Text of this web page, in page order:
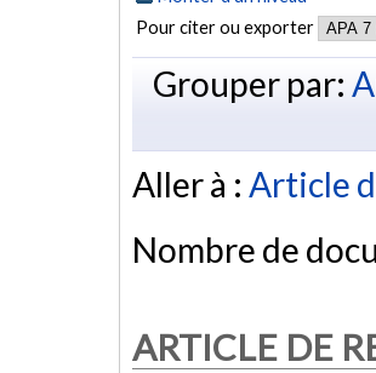
Pour citer ou exporter
Grouper par:
Aller à : Article
Nombre de
ARTICLE DE